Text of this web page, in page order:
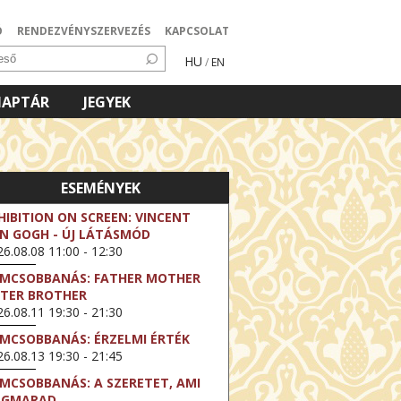
RENDEZVÉNYSZERVEZÉS KAPCSOLAT
HU / EN
JEGYEK
ESEMÉNYEK
ON SCREEN: VINCENT
GOGH - ÚJ LÁTÁSMÓD
11:00 - 12:30
FATHER MOTHER
BROTHER
19:30 - 21:30
ÉRZELMI ÉRTÉK
19:30 - 21:45
A SZERETET, AMI